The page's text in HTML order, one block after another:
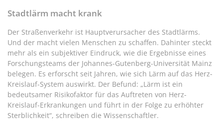
Stadtlärm macht krank
Der Straßenverkehr ist Hauptverursacher des Stadtlärms.
Und der macht vielen Menschen zu schaffen. Dahinter steckt
mehr als ein subjektiver Eindruck, wie die Ergebnisse eines
Forschungsteams der Johannes-Gutenberg-Universität Mainz
belegen. Es erforscht seit Jahren, wie sich Lärm auf das Herz-
Kreislauf-System auswirkt. Der Befund: „Lärm ist ein
bedeutsamer Risikofaktor für das Auftreten von Herz-
Kreislauf-Erkrankungen und führt in der Folge zu erhöhter
Sterblichkeit“, schreiben die Wissenschaftler.